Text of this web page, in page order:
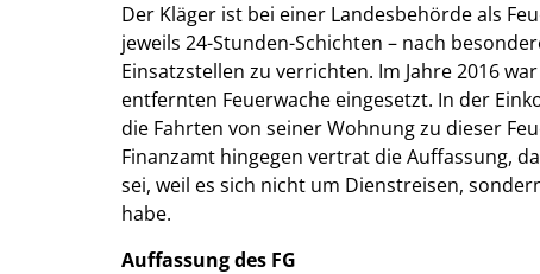
Der Kläger ist bei einer Landesbehörde als
jeweils 24-Stunden-Schichten – nach
Einsatzstellen zu verrichten. Im Jahre 2016
entfernten Feuerwache eingesetzt. In der
die Fahrten von seiner Wohnung zu dieser
Finanzamt hingegen vertrat die Auffassung,
sei, weil es sich nicht um Dienstreisen,
habe.
Auffassung des FG